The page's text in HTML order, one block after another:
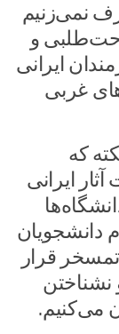
نمی‌زنیم
و
ایرانی
غربی
که
ایرانی
دانشجویان
قرار
نشناختن
می‌کنیم.